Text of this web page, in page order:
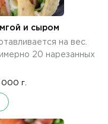
и сыром
на вес.
20 нарезанных
000 г.